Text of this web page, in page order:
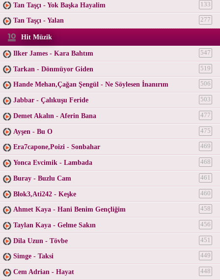
Tan Taşçı - Yok Başka Hayalim 133
Tan Taşçı - Yalan 277
Hit Müzik
Ilker James - Kara Bahtım 547
Tarkan - Dönmüyor Giden 519
Hande Mehan,Çağan Şengül - Ne Söylesen İnanırım 506
Jabbar - Çalıkuşu Feride 503
Demet Akalın - Aferin Bana 477
Ayşen - Bu O 475
Era7capone,Poizi - Sonbahar 469
Yonca Evcimik - Lambada 468
Buray - Buzlu Cam 461
Blok3,Ati242 - Keşke 460
Ahmet Kaya - Hani Benim Gençliğim 458
Taylan Kaya - Gelme Sakın 456
Dila Uzun - Tövbe 451
Simge - Taksi 449
Cem Adrian - Hayat 448